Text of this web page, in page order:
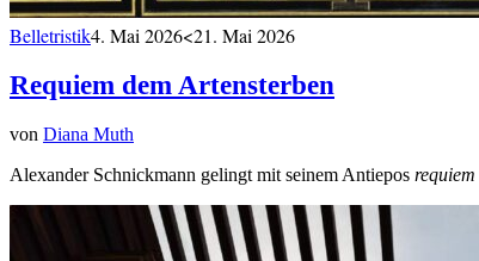
Belletristik4. Mai 2026<21. Mai 2026
Requiem dem Artensterben
von Diana Muth
Alexander Schnickmann gelingt mit seinem Antiepos requiem